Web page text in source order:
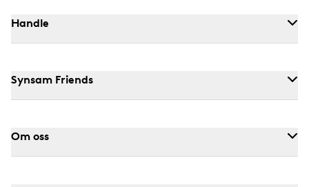
Handle
Synsam Friends
Om oss